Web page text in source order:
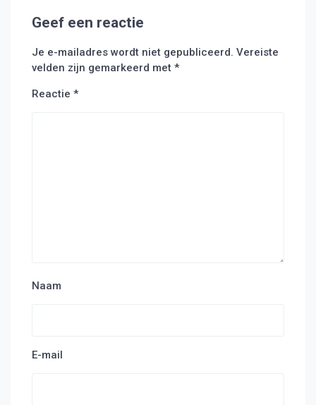
Geef een reactie
Je e-mailadres wordt niet gepubliceerd. Vereiste
velden zijn gemarkeerd met *
Reactie *
Naam
E-mail